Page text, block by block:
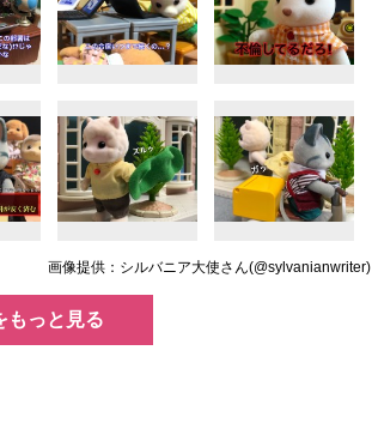
画像提供：シルバニア大使さん(@sylvanianwriter)
もっと見る